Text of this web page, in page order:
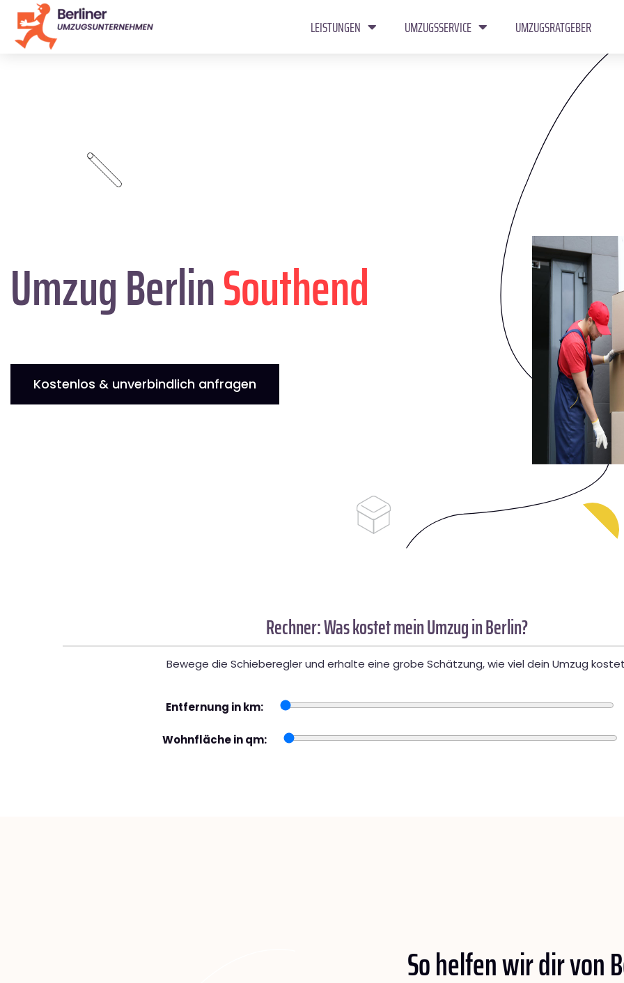
LEISTUNGEN UMZUGSSERVICE UMZUGSRATGEBER
Umzug BerlinSouthend
Kostenlos & unverbindlich anfragen
Rechner: Was kostet mein Umzug in Berlin?
Bewege die Schieberegler und erhalte eine grobe Schätzung, wie viel dein Umzug
Entfernung in km:
Wohnfläche in qm:
So helfen wir dir von